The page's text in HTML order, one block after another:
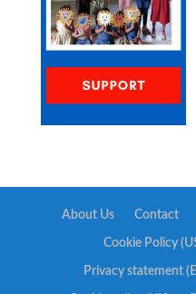
About Us Contact
Cookie Policy
Privacy statement